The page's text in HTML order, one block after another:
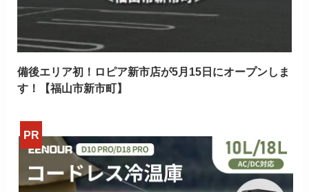
備後エリア初！ロピア新市店が5月15日にオープンしま
す！【福山市新市町】